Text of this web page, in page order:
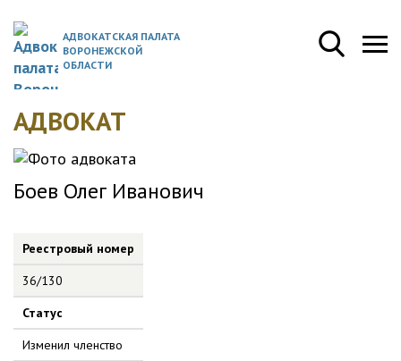
АДВОКАТСКАЯ ПАЛАТА
ВОРОНЕЖСКОЙ
ОБЛАСТИ
АДВОКАТ
Боев Олег Иванович
Реестровый номер
36/130
Статус
Изменил членство